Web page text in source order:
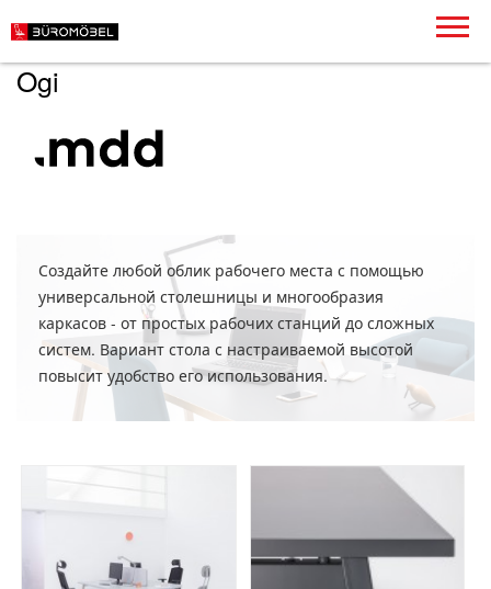
Ogi
Создайте любой облик рабочего места с помощью
универсальной столешницы и многообразия
каркасов - от простых рабочих станций до сложных
систем. Вариант стола с настраиваемой высотой
повысит удобство его использования.